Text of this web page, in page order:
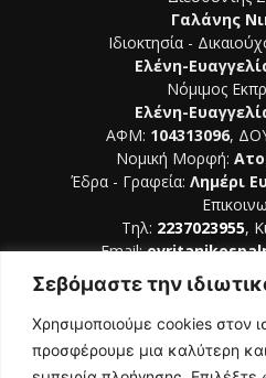
Σεβόμαστε την
Χρησιμοποιούμε cookies στον
προσφέρουμε μια καλύτερη
Γαλάνης
Ιδιοκτησία -
Ελένη-
Νόμιμος
Ελένη-
ΑΦΜ: 104313096,
Νομική Μορφή:
Έδρα - Γραφεία: Λημέρι
Τηλ: 2237023955,
Email:
Αριθμός